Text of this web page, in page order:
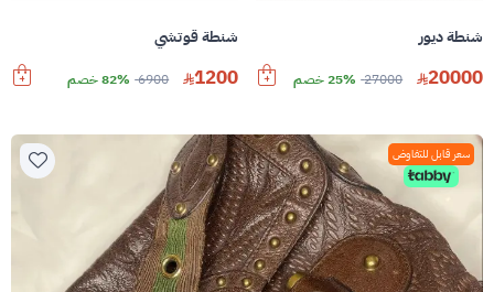
شنطة ديور
20000
27000 25% خصم
شنطة قوتشي
1200
6900 82% خصم
سعر قابل للتفاوض